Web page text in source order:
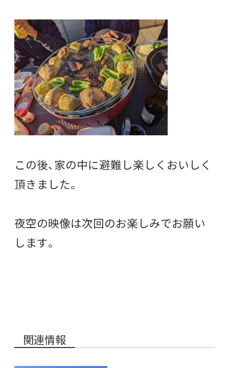
この後、家の中に避難し楽しくおいしく
頂きました。
夜空の映像は次回のお楽しみでお願い
します。
関連情報